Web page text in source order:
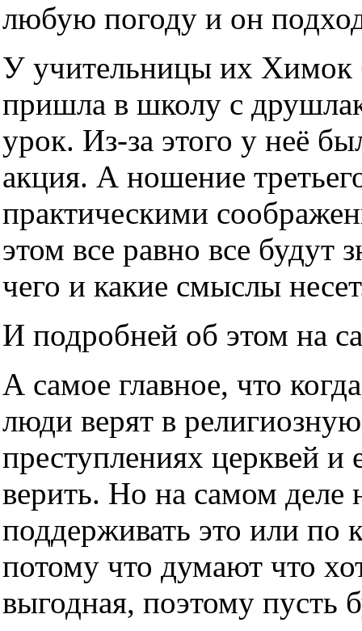
любую погоду и он
У учительницы их Химок
пришла в школу с
урок. Из-за этого у неё
акция. А ношение
практическими
этом все равно все будут
чего и какие смыслы
И подробней об этом на
А самое главное, что
люди верят в
преступлениях церквей и
верить. Но на самом деле
поддерживать это или по
потому что думают что
выгодная, поэтому пусть